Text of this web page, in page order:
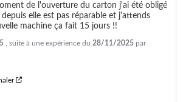
de l'ouverture du carton j'ai été obligé
elle est pas réparable et j'attends
machine ça fait 15 jours !!
, suite à une expérience du 28/11/2025 par